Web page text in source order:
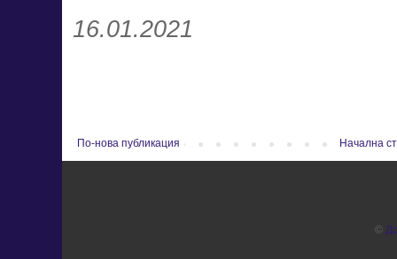
16.01.2021
По-нова публикация Начална
©